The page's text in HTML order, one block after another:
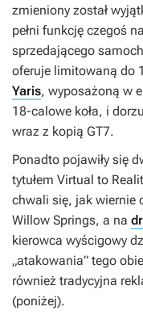
zmieniony został
pełni funkcję czegoś
sprzedającego
oferuje limitowaną do
Yaris, wyposażoną w
18-calowe koła, i
wraz z kopią GT7.
Ponadto pojawiły się
tytułem Virtual to
chwali się, jak wiernie
Willow Springs, a na
kierowca wyścigowy
„atakowania” tego
również tradycyjna
(poniżej).